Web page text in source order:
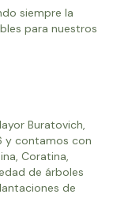
siempre la
para nuestros
Buratovich,
y contamos con
Coratina,
de árboles
de